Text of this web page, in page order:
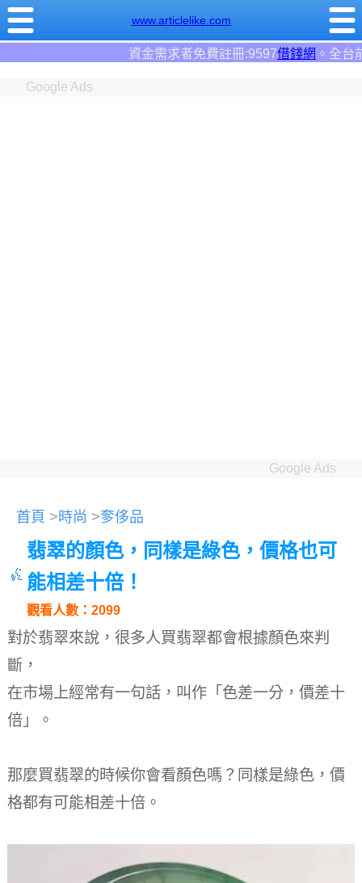
www.articlelike.com
資金需求者免費註冊:9597借錢網。全台前三大借錢網
Google Ads
Google Ads
首頁 >時尚 >奓侈品
翡翠的顏色，同樣是綠色，價格也可
能相差十倍！
觀看人數：2099
對於翡翠來說，很多人買翡翠都會根據顏色來判
斷，
在市場上經常有一句話，叫作「色差一分，價差十
倍」。
那麼買翡翠的時候你會看顏色嗎？同樣是綠色，價
格都有可能相差十倍。